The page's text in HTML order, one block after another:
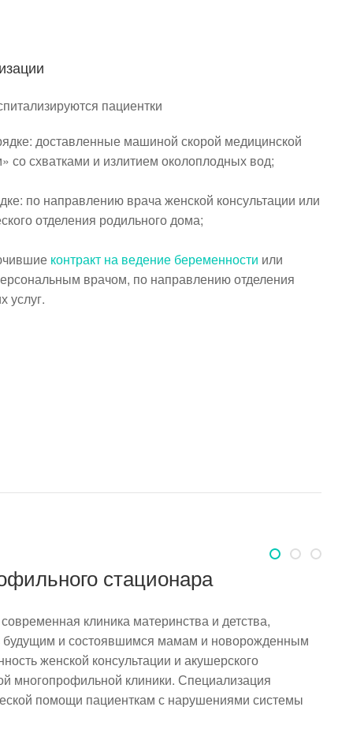
пациентки
доставленные машиной скорой медицинской
со схватками и излитием околоплодных вод;
по направлению врача женской консультации или
отделения родильного дома;
контракт на ведение беременности или
врачом, по направлению отделения
услуг.
стационара
клиника материнства и детства,
и состоявшимся мамам и новорожденным
женской консультации и акушерского
многопрофильной клиники. Специализация
помощи пациенткам с нарушениями системы
Родильный